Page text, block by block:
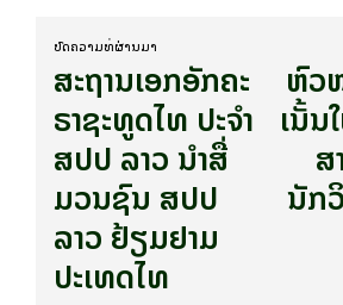
ບົດ​ຄວາມ​ທີ່​ຜ່ານ​ມາ
ສະຖານເອກອັກຄະ
ຣາຊະທູດໄທ ປະຈຳ
ສປປ ລາວ ນຳສື່
ມວນຊົນ ສປປ
ລາວ ຢ້ຽມຢາມ
ປະເທດໄທ
ຫົວ
ເນັ້ນ
ສ
ນັກ